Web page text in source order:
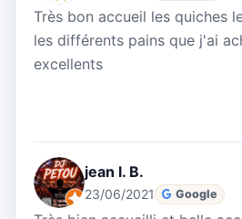
Très bon accueil les quiches
les différents pains que j'ai
excellents
jean l. B.
23/06/2021 Google